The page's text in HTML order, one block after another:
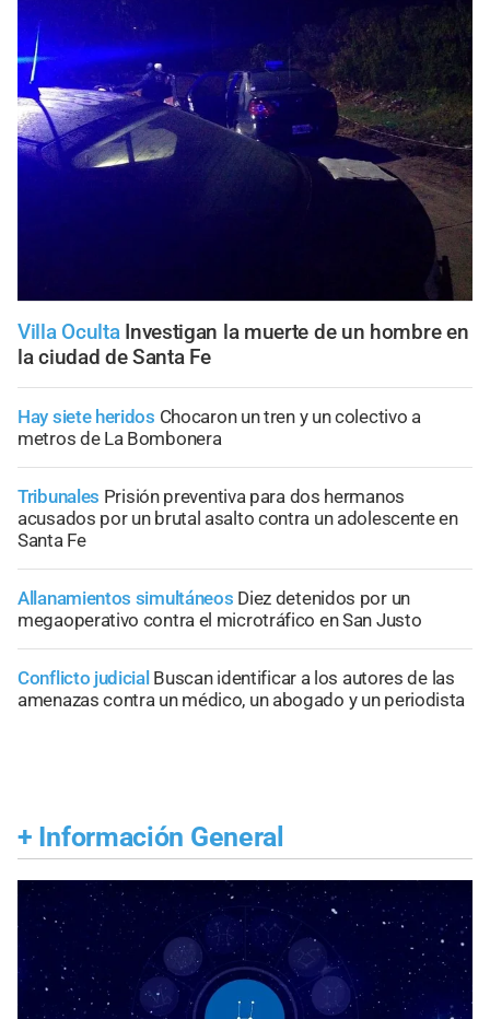
Villa Oculta Investigan la muerte de un hombre en
la ciudad de Santa Fe
Hay siete heridos Chocaron un tren y un colectivo a
metros de La Bombonera
Tribunales Prisión preventiva para dos hermanos
acusados por un brutal asalto contra un adolescente en
Santa Fe
Allanamientos simultáneos Diez detenidos por un
megaoperativo contra el microtráfico en San Justo
Conflicto judicial Buscan identificar a los autores de las
amenazas contra un médico, un abogado y un periodista
+ Información General